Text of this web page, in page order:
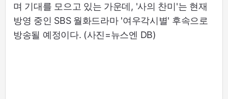
며 기대를 모으고 있는 가운데, '사의 찬미'는 현재
방영 중인 SBS 월화드라마 '여우각시별' 후속으로
방송될 예정이다. (사진=뉴스엔 DB)